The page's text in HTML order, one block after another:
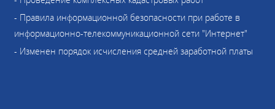
- Правила информационной безопасности при работе в
информационно-телекоммуникационной сети "Интернет"
- Изменен порядок исчисления средней заработной платы